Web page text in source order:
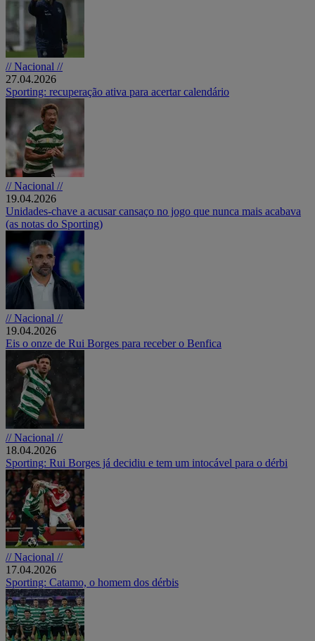
// Nacional //
27.04.2026
Sporting: recuperação ativa para acertar calendário
// Nacional //
19.04.2026
Unidades-chave a acusar cansaço no jogo que nunca mais acabava
(as notas do Sporting)
// Nacional //
19.04.2026
Eis o onze de Rui Borges para receber o Benfica
// Nacional //
18.04.2026
Sporting: Rui Borges já decidiu e tem um intocável para o dérbi
// Nacional //
17.04.2026
Sporting: Catamo, o homem dos dérbis